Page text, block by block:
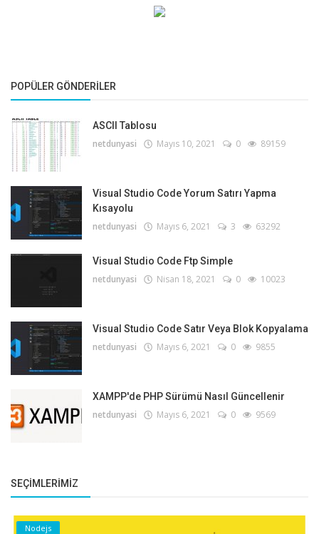
POPÜLER GÖNDERILER
ASCII Tablosu
netdunyasi Mayıs 10, 2021 0 89159
Visual Studio Code Yorum Satırı Yapma
Kısayolu
netdunyasi Mayıs 6, 2021 3 63292
Visual Studio Code Ftp Simple
netdunyasi Nisan 18, 2021 0 10023
Visual Studio Code Satır Veya Blok Kopyalama
netdunyasi Mayıs 6, 2021 0 9855
XAMPP'de PHP Sürümü Nasıl Güncellenir
netdunyasi Mayıs 6, 2021 0 9569
SEÇIMLERIMIZ
Nodejs